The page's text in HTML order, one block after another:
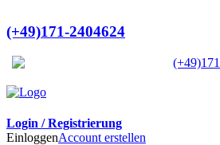
(+49)171-2404624
Login / Registrierung
EinloggenAccount erstellen